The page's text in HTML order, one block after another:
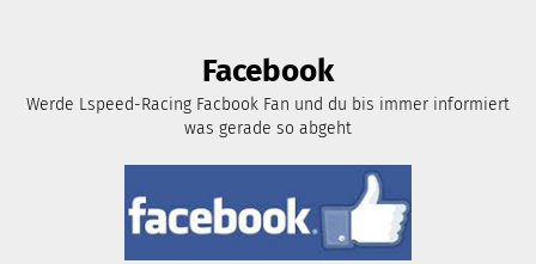
Facebook
Werde Lspeed-Racing Facbook Fan und du bis immer informiert
was gerade so abgeht